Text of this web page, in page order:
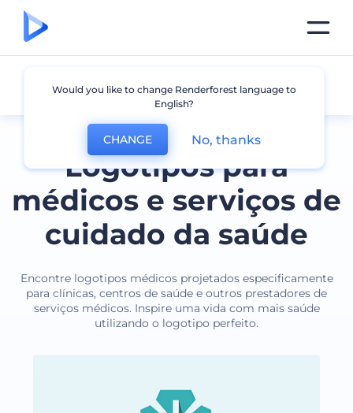
Logotipos para
médicos e serviços de
cuidado da saúde
Encontre logotipos médicos projetados especificamente
para clínicas, centros de saúde e outros prestadores de
serviços médicos. Inspire uma vida com mais saúde
utilizando o logotipo perfeito.
Área Médica
Would you like to change Renderforest language to
English?
CHANGE No, thanks